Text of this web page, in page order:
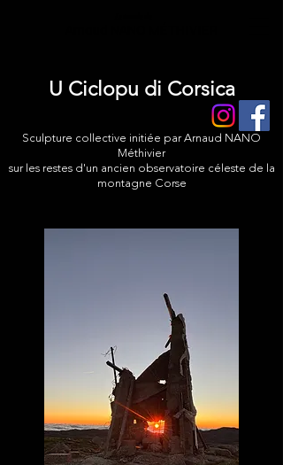
U Ciclopu di Corsica
Sculpture collective initiée par Arnaud NANO
Méthivier
sur les restes d'un ancien observatoire céleste de la
montagne Corse